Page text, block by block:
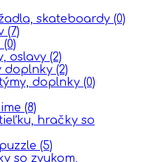
skateboardy (0)
(7)
(0)
oslavy (2)
doplnky (2)
doplnky (0)
(8)
hračky so
(5)
so zvukom,